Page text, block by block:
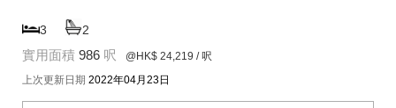
3 2
實用面積 986 呎 @HK$ 24,219 / 呎
上次更新日期 2022年04月23日